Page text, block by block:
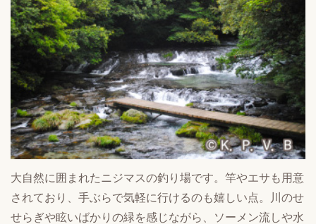
大自然に囲まれたニジマスの釣り場です。竿やエサも用意
されており、手ぶらで気軽に行けるのも嬉しい点。川のせ
せらぎや眩いばかりの緑を感じながら、ソーメン流しや水